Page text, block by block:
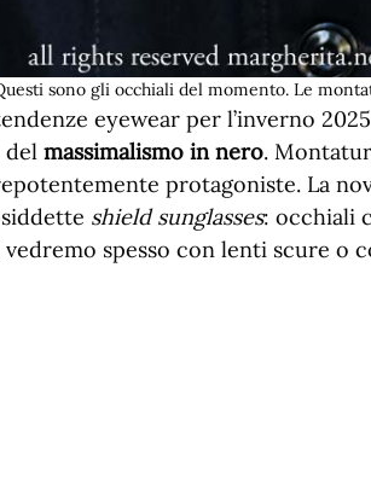
sono gli occhiali del momento. Le
eyewear per l’inverno
massimalismo in nero.
protagoniste. La
shield sunglasses: occhiali
spesso con lenti scure o